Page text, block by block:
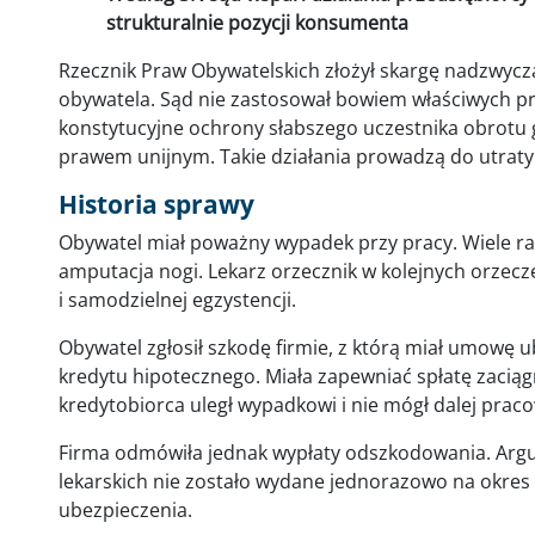
strukturalnie pozycji konsumenta
Rzecznik Praw Obywatelskich złożył skargę
obywatela. Sąd nie zastosował bowiem właściwych
konstytucyjne ochrony słabszego uczestnika
prawem unijnym. Takie działania prowadzą do
Historia sprawy
Obywatel miał poważny wypadek przy pracy. Wiele
amputacja nogi. Lekarz orzecznik w kolejnych
i samodzielnej egzystencji.
Obywatel zgłosił szkodę firmie, z którą miał umowę
kredytu hipotecznego. Miała zapewniać spłatę
kredytobiorca uległ wypadkowi i nie mógł dalej
Firma odmówiła jednak wypłaty odszkodowania.
lekarskich nie zostało wydane jednorazowo na okres
ubezpieczenia.